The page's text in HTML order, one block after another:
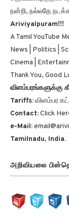
நன்றி, நல்லதே
Ariviyalpuram!!!
A Tamil YouTube
News | Politics |
Cinema |
Thank You, Good
Tariffs: விளம்பர
Contact: Click
e-Mail:
Tamilnadu, India.
அறிவியலை